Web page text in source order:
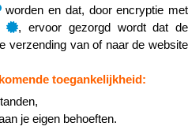
worden en dat, door encryptie met
, ervoor gezorgd wordt dat de
verzending van of naar de website
toegankelijkheid:
je eigen behoeften.